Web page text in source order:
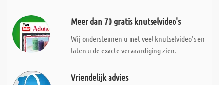
Meer dan 70 gratis knutselvideo's
Wij ondersteunen u met veel knutselvideo's en
laten u de exacte vervaardiging zien.
Vriendelijk advies